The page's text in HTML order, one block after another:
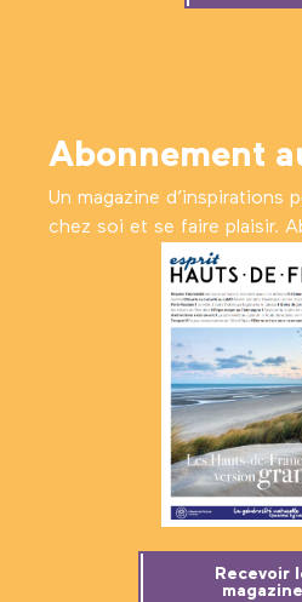
Abonnement
Un magazine d’inspirations
chez soi et se faire plaisir.
Recevoir
magazine